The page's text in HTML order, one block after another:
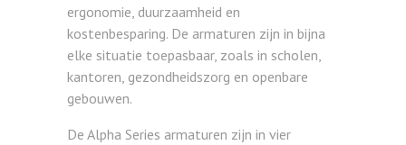
ergonomie, duurzaamheid en
kostenbesparing. De armaturen zijn in bijna
elke situatie toepasbaar, zoals in scholen,
kantoren, gezondheidszorg en openbare
gebouwen.
De Alpha Series armaturen zijn in vier